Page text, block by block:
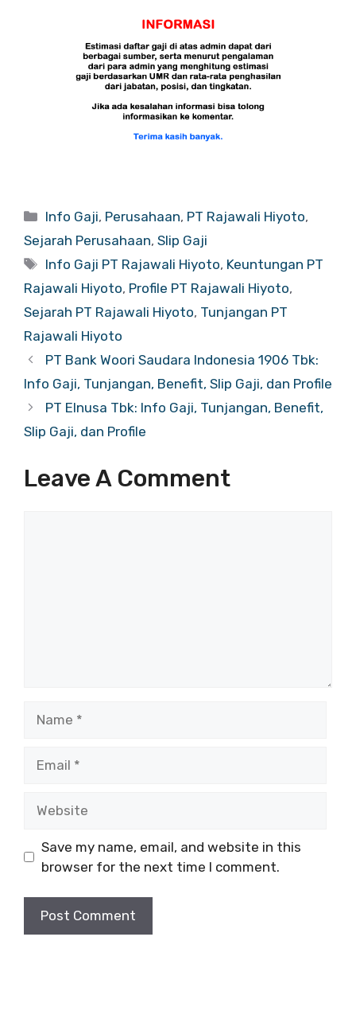
Categories
Info Gaji, Perusahaan, PT Rajawali Hiyoto,
Sejarah Perusahaan, Slip Gaji
Tags
Info Gaji PT Rajawali Hiyoto, Keuntungan PT
Rajawali Hiyoto, Profile PT Rajawali Hiyoto,
Sejarah PT Rajawali Hiyoto, Tunjangan PT
Rajawali Hiyoto
PT Bank Woori Saudara Indonesia 1906 Tbk:
Info Gaji, Tunjangan, Benefit, Slip Gaji, dan Profile
PT Elnusa Tbk: Info Gaji, Tunjangan, Benefit,
Slip Gaji, dan Profile
Leave A Comment
Save my name, email, and website in this
browser for the next time I comment.